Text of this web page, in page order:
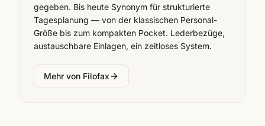
gegeben. Bis heute Synonym für strukturierte
Tagesplanung — von der klassischen Personal-
Größe bis zum kompakten Pocket. Lederbezüge,
austauschbare Einlagen, ein zeitloses System.
Mehr von Filofax